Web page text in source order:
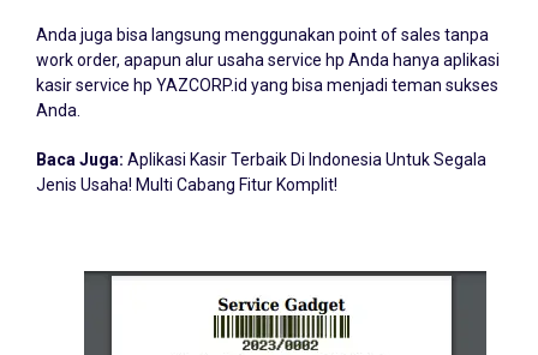
work order, apapun alur usaha service hp Anda hanya aplikasi
kasir service hp YAZCORP.id yang bisa menjadi teman sukses
Anda.
Jenis Usaha! Multi Cabang Fitur Komplit!